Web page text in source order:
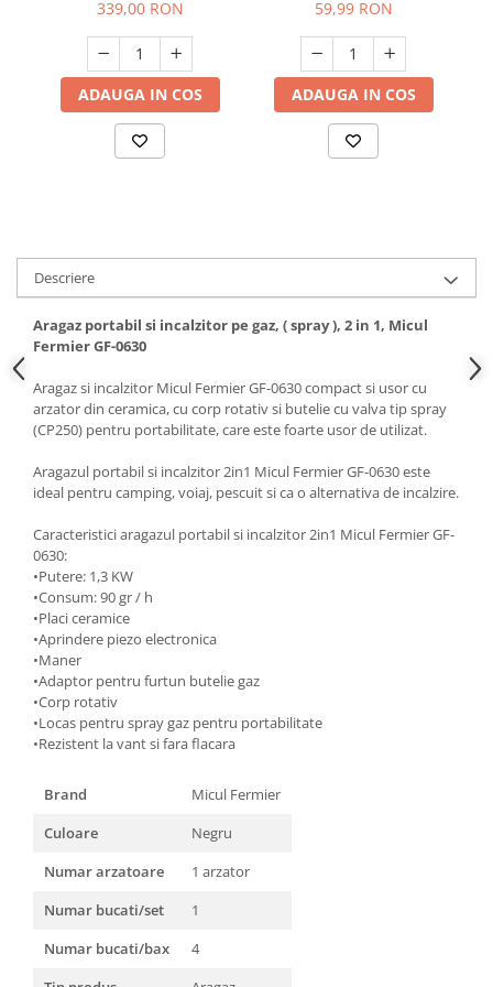
Hote bucatarie
Consumabile
Hota tavan
Hote cupolare
Hote traditionale
Masini de Spalat Rufe & Uscatoare
Accesorii masini de spalat &
uscatoare
Masini automate de spalat rufe
Masini de spalat rufe cu uscator
Masini de spalat rufe verticale
Masini de spalat vase
Masini de spalat vase
independente
Motoburghiu/Foreza pamant
Pachete Incorporabile
Pirostrii & Arzatoare
Plasa umbrire
Pompe de stropit
Semanatoare,Plantatoare
Sere
Sobe pe gaz & electrice
Suflante & Aspiratoare
339,00 RON
ADAUGA IN COS
59,99 RON
ADAUGA IN COS
Descriere
Aragaz portabil si incalzitor pe gaz, ( spray ), 2 in 1, Micul
Fermier GF-0630
Aragaz si incalzitor Micul Fermier GF-0630 compact si usor cu
arzator din ceramica, cu corp rotativ si butelie cu valva tip spray
(CP250) pentru portabilitate, care este foarte usor de utilizat.
Aragazul portabil si incalzitor 2in1 Micul Fermier GF-0630 este
ideal pentru camping, voiaj, pescuit si ca o alternativa de incalzire.
Caracteristici aragazul portabil si incalzitor 2in1 Micul Fermier GF-
0630:
•Putere: 1,3 KW
•Consum: 90 gr / h
•Placi ceramice
•Aprindere piezo electronica
•Maner
•Adaptor pentru furtun butelie gaz
•Corp rotativ
•Locas pentru spray gaz pentru portabilitate
•Rezistent la vant si fara flacara
Brand
Micul Fermier
Culoare
Negru
Numar arzatoare
1 arzator
Numar bucati/set
1
Numar bucati/bax
4